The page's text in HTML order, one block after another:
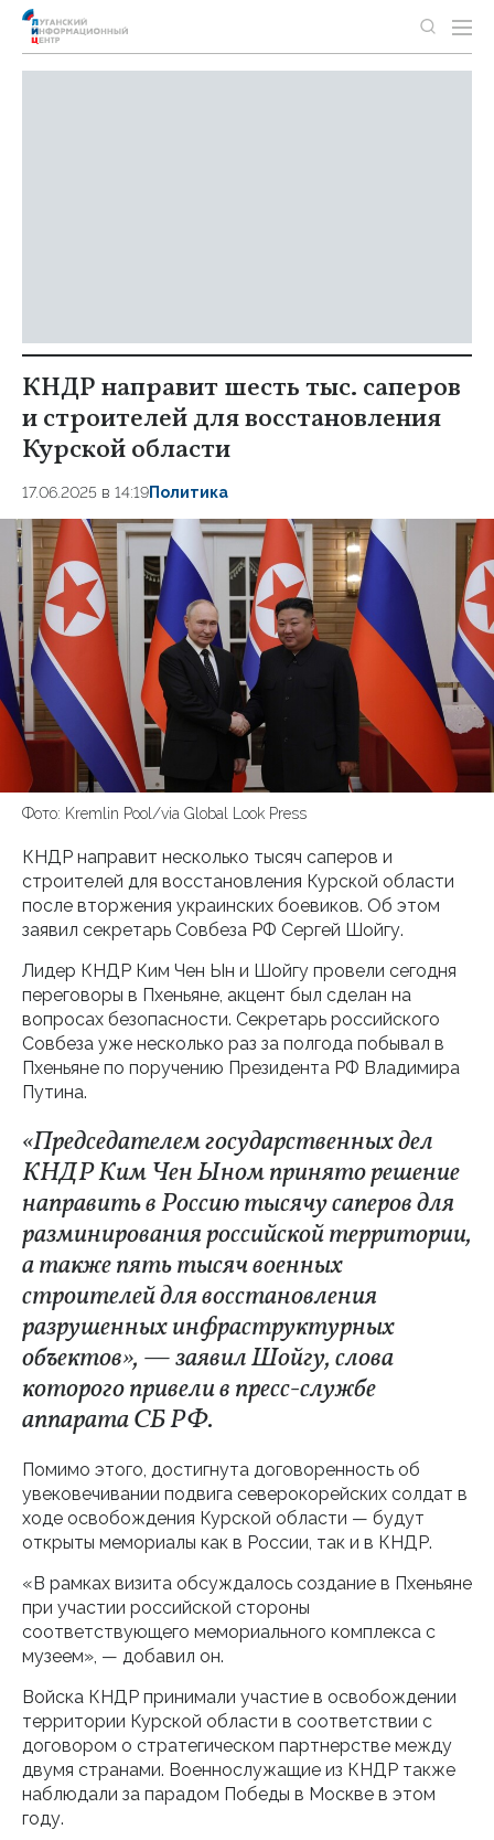
КНДР направит шесть тыс. саперов
и строителей для восстановления
Курской области
17.06.2025 в 14:19Политика
Фото: Kremlin Pool/via Global Look Press
КНДР направит несколько тысяч саперов и
строителей для восстановления Курской области
после вторжения украинских боевиков. Об этом
заявил секретарь Совбеза РФ Сергей Шойгу.
Лидер КНДР Ким Чен Ын и Шойгу провели сегодня
переговоры в Пхеньяне, акцент был сделан на
вопросах безопасности. Секретарь российского
Совбеза уже несколько раз за полгода побывал в
Пхеньяне по поручению Президента РФ Владимира
Путина.
«Председателем государственных дел
КНДР Ким Чен Ыном принято решение
направить в Россию тысячу саперов для
разминирования российской территории,
а также пять тысяч военных
строителей для восстановления
разрушенных инфраструктурных
объектов», — заявил Шойгу, слова
которого привели в пресс-службе
аппарата СБ РФ.
Помимо этого, достигнута договоренность об
увековечивании подвига северокорейских солдат в
ходе освобождения Курской области — будут
открыты мемориалы как в России, так и в КНДР.
«В рамках визита обсуждалось создание в Пхеньяне
при участии российской стороны
соответствующего мемориального комплекса с
музеем», — добавил он.
Войска КНДР принимали участие в освобождении
территории Курской области в соответствии с
договором о стратегическом партнерстве между
двумя странами. Военнослужащие из КНДР также
наблюдали за парадом Победы в Москве в этом
году.